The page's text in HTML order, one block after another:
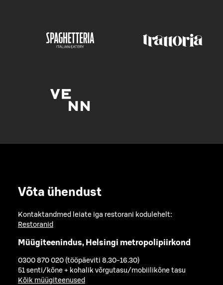
Võta ühendust
Kontaktandmed leiate iga restorani kodulehelt:
Restoranid
Müügiteenindus, Helsingi metropolipiirkond
0300 870 020 (tööpäeviti 8.30-16.30)
51 senti/kõne + kohalik võrgutasu/mobiilikõne tasu
Kõik müügiteenused